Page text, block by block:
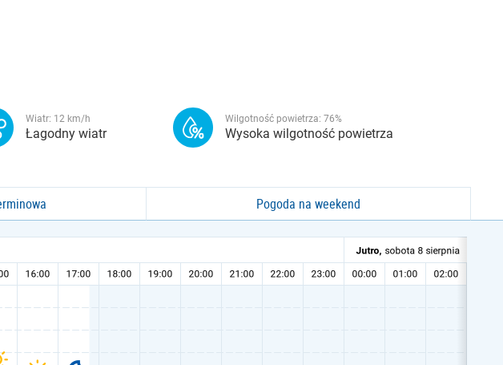
Wiatr: 12 km/h
Łagodny wiatr
Wilgotność powietrza: 76%
Wysoka wilgotność powietrza
Pogoda na weekend